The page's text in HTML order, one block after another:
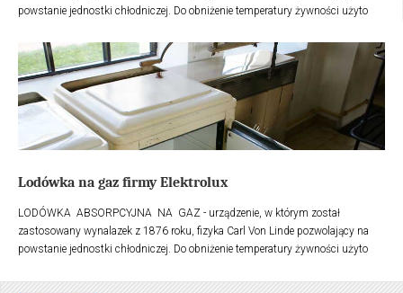
powstanie jednostki chłodniczej. Do obniżenie temperatury żywności użyto
wskutek podgrzania palnikiem gazowym, pobiera ciepło z chłodzonego
otoczenia - obniżając w ten sposób temperaturę wewnątrz lodówki.
Lodówka na gaz firmy Elektrolux
LODÓWKA ABSORPCYJNA NA GAZ - urządzenie, w którym został
zastosowany wynalazek z 1876 roku, fizyka Carl Von Linde pozwolający na
powstanie jednostki chłodniczej. Do obniżenie temperatury żywności użyto
wskutek podgrzania palnikiem gazowym, pobiera ciepło z chłodzonego